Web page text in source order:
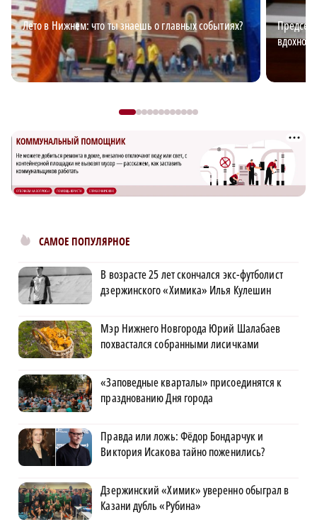
Лето в Нижнем: что ты знаешь о главных событиях?
САМОЕ ПОПУЛЯРНОЕ
В возрасте 25 лет скончался экс-футболист
дзержинского «Химика» Илья Кулешин
Мэр Нижнего Новгорода Юрий Шалабаев
похвастался собранными лисичками
«Заповедные кварталы» присоединятся к
празднованию Дня города
Правда или ложь: Фёдор Бондарчук и
Виктория Исакова тайно поженились?
Дзержинский «Химик» уверенно обыграл в
Казани дубль «Рубина»